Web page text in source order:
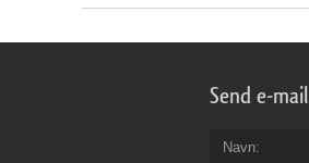
Send e-mail
Navn